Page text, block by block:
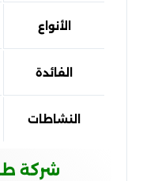
الأنواع
الفائدة
النشاطات
شركة